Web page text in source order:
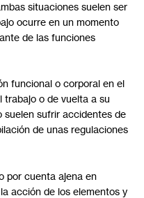
situaciones suelen ser
ocurre en un momento
de las funciones
funcional o corporal en el
trabajo o de vuelta a su
suelen sufrir accidentes de
de unas regulaciones
por cuenta ajena en
acción de los elementos y